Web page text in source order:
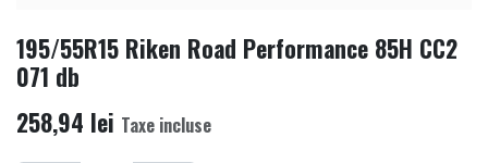
195/55R15 Riken Road Performance 85H CC2
071 db
258,94 lei Taxe incluse